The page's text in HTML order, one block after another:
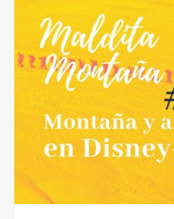
VUELTA
A
TODO
UN
PAÍS